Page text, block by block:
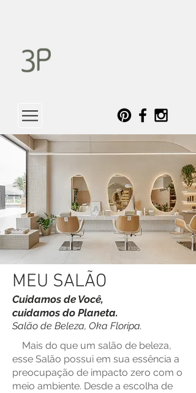
MEU SALÃO
Cuidamos de Você,
cuidamos do Planeta.
Salão de Beleza, Oka Floripa.
Mais do que um salão de beleza,
esse Salão possui em sua essência a
preocupação de impacto zero com o
meio ambiente. Desde a escolha de